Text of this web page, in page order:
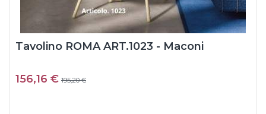
Tavolino ROMA ART.1023 - Maconi
156,16 € 195,20 €